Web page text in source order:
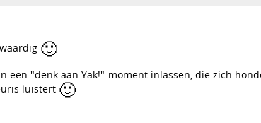
🙂
een "denk aan Yak!"-moment inlassen, die zich
luistert 🙂